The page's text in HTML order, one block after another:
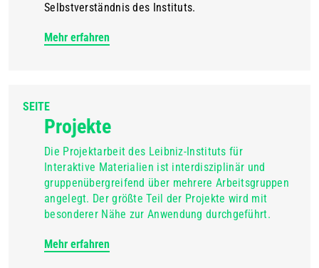
Selbstverständnis des Instituts.
Mehr erfahren
SEITE
Projekte
Die Projektarbeit des Leibniz-Instituts für
Interaktive Materialien ist interdisziplinär und
gruppenübergreifend über mehrere Arbeitsgruppen
angelegt. Der größte Teil der Projekte wird mit
besonderer Nähe zur Anwendung durchgeführt.
Mehr erfahren